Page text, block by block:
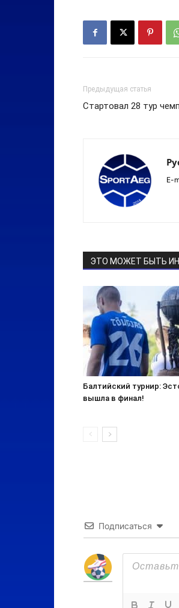
Предыдущая статья
Стартовал 28 тур
E-
ЭТО МОЖЕТ БЫТЬ
Балтийский турнир:
вышла в финал!
Подписаться